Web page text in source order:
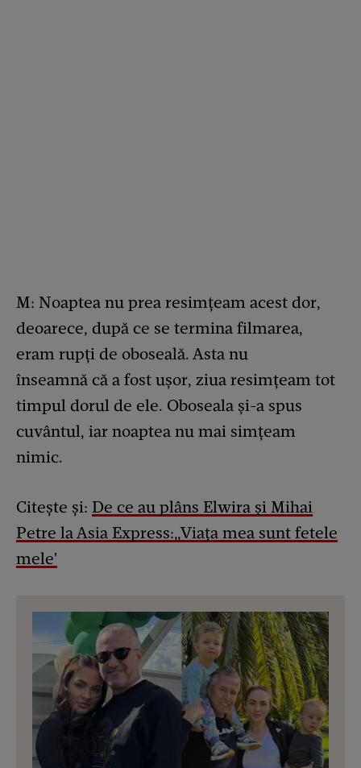
M: Noaptea nu prea resimțeam acest dor,
deoarece, după ce se termina filmarea,
eram rupți de oboseală. Asta nu
înseamnă că a fost ușor, ziua resimțeam tot
timpul dorul de ele. Oboseala și-a spus
cuvântul, iar noaptea nu mai simțeam
nimic.
Citește și: De ce au plâns Elwira și Mihai
Petre la Asia Express:„Viața mea sunt fetele
mele'